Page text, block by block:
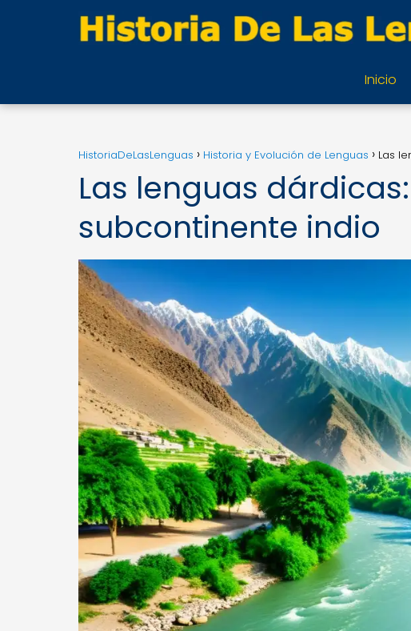
Inicio
HistoriaDeLasLenguas Historia y Evolución de Lenguas Las
Las lenguas
subcontinente indio